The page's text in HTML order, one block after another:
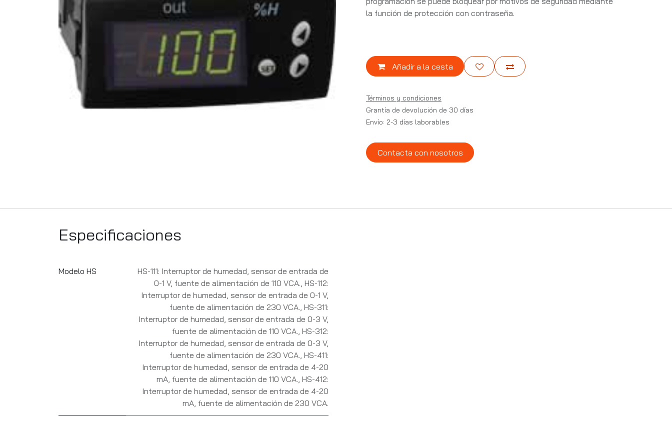
la función de protección con contraseña.
Añadir a la cesta
Términos y condiciones
Grantía de devolución de 30 días
Envío: 2-3 días laborables
Contacta con nosotros
Especificaciones
Modelo HS
HS-111: Interruptor de humedad, sensor de entrada de
0-1 V, fuente de alimentación de 110 VCA., HS-112:
Interruptor de humedad, sensor de entrada de 0-1 V,
fuente de alimentación de 230 VCA., HS-311:
Interruptor de humedad, sensor de entrada de 0-3 V,
fuente de alimentación de 110 VCA., HS-312:
Interruptor de humedad, sensor de entrada de 0-3 V,
fuente de alimentación de 230 VCA., HS-411:
Interruptor de humedad, sensor de entrada de 4-20
mA, fuente de alimentación de 110 VCA., HS-412:
Interruptor de humedad, sensor de entrada de 4-20
mA, fuente de alimentación de 230 VCA.